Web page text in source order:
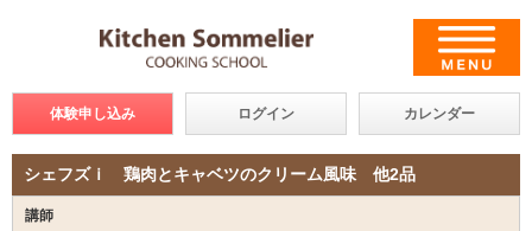
体験申し込み ログイン カレンダー
シェフズｉ 鶏肉とキャベツのクリーム風味 他2品
講師